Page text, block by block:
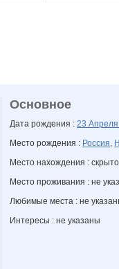
Основное
Дата рождения : 23
Место рождения : Россия,
Место нахождения : скрыто
Место проживания : не
Любимые места : не
Интересы : не указаны